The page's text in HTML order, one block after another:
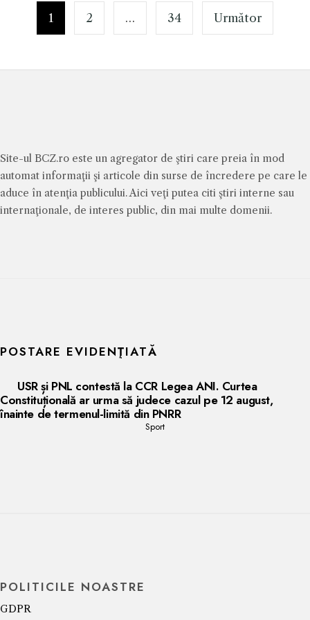
afectate
tragedia
migranților
din Torino:
„Întoarceți-
articole
1 2 … 34 Următor
Site-ul BCZ.ro este un agregator de ştiri care preia în mod
automat informaţii şi articole din surse de încredere pe care le
aduce în atenţia publicului. Aici veţi putea citi ştiri interne sau
internaţionale, de interes public, din mai multe domenii.
POSTARE EVIDENŢIATĂ
USR și PNL contestă la CCR Legea ANI. Curtea
Constituțională ar urma să judece cazul pe 12 august,
înainte de termenul-limită din PNRR
Sport
POLITICILE NOASTRE
GDPR